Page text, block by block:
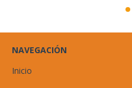
NAVEGACIÓN
Inicio